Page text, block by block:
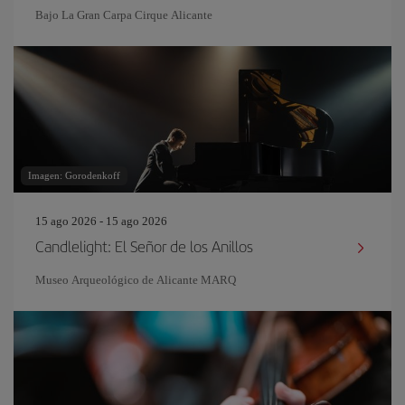
Bajo La Gran Carpa Cirque Alicante
Imagen: Gorodenkoff
15 ago 2026 - 15 ago 2026
Candlelight: El Señor de los Anillos
Museo Arqueológico de Alicante MARQ